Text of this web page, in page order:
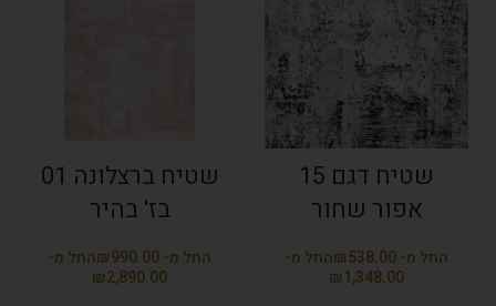
שטיח דגם 15
אפור שחור
₪
₪
שטיח ברצלונה 01
בז' בהיר
₪
₪